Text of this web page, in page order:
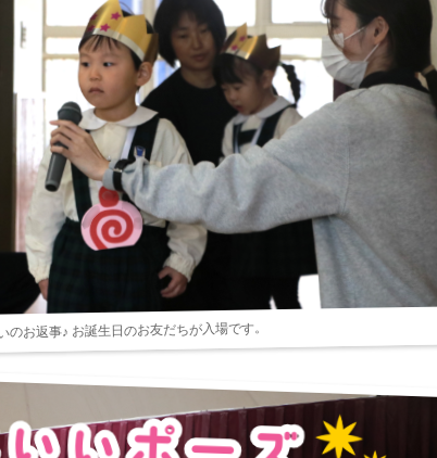
のお返事♪ お誕生日のお友だちが入場です。